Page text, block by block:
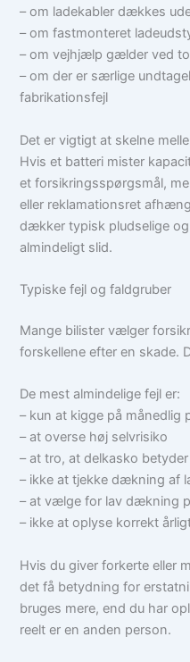
– om ladekabler dækkes
– om fastmonteret
– om vejhjælp gælder ved
– om der er særlige
fabrikationsfejl
Det er vigtigt at skelne
Hvis et batteri mister
et forsikringsspørgsmål,
eller reklamationsret
dækker typisk pludselige
almindeligt slid.
Typiske fejl og faldgruber
Mange bilister vælger
forskellene efter en skade.
De mest almindelige fejl er:
– kun at kigge på månedlig
– at overse høj selvrisiko
– at tro, at delkasko
– ikke at tjekke dækning af
– at vælge for lav dækning
– ikke at oplyse korrekt
Hvis du giver forkerte eller
det få betydning for
bruges mere, end du har
reelt er en anden person.